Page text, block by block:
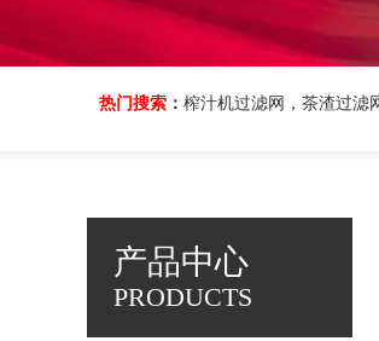
热门搜索 ： 榨汁机过滤网，茶渣过滤
产品中心
PRODUCTS